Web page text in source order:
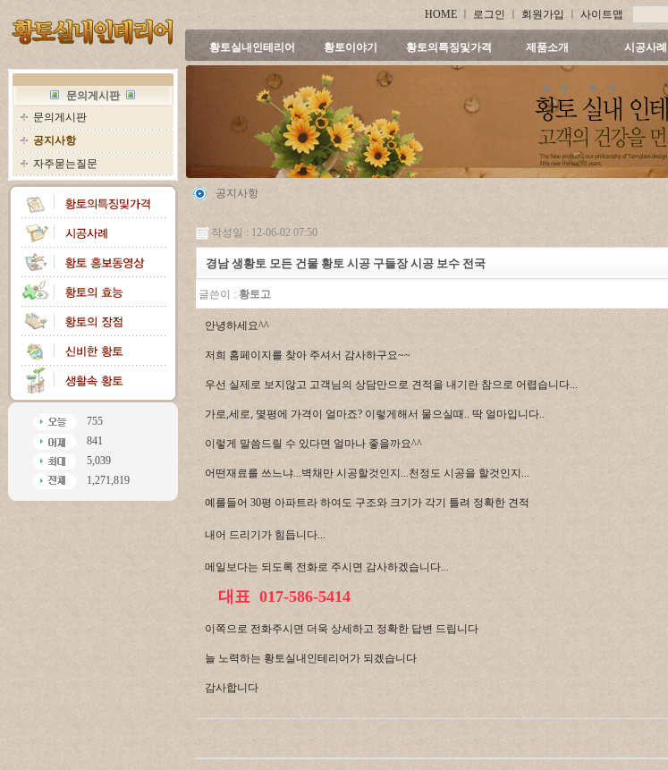
HOME 로그인 회원가입 사이트맵
황토실내인테리어 황토이야기 황토의특징및가격 제품소개 시공사례
문의게시판
문의게시판
공지사항
자주묻는질문
755
841
5,039
1,271,819
공지사항
작성일 : 12-06-02 07:50
경남 생황토 모든 건물 황토 시공 구들장 시공 보수 전국
글쓴이 : 황토고
안녕하세요^^
저희 홈페이지를 찾아 주셔서 감사하구요~~
우선 실제로 보지않고 고객님의 상담만으로 견적을 내기란 참으로 어렵습니다...
가로,세로, 몇평에 가격이 얼마죠? 이렇게해서 물으실때.. 딱 얼마입니다..
이렇게 말씀드릴 수 있다면 얼마나 좋을까요^^
어떤재료를 쓰느냐...벽채만 시공할것인지...천정도 시공을 할것인지...
예를들어 30평 아파트라 하여도 구조와 크기가 각기 틀려 정확한 견적
내어 드리기가 힘듭니다...
메일보다는 되도록 전화로 주시면 감사하겠습니다...
대표 017-586-5414
이쪽으로 전화주시면 더욱 상세하고 정확한 답변 드립니다
늘 노력하는 황토실내인테리어가 되겠습니다
감사합니다